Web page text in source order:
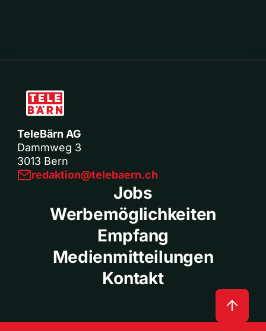
TeleBärn AG
Dammweg 3
3013 Bern
redaktion@telebaern.ch
Jobs
Werbemöglichkeiten
Empfang
Medienmitteilungen
Kontakt